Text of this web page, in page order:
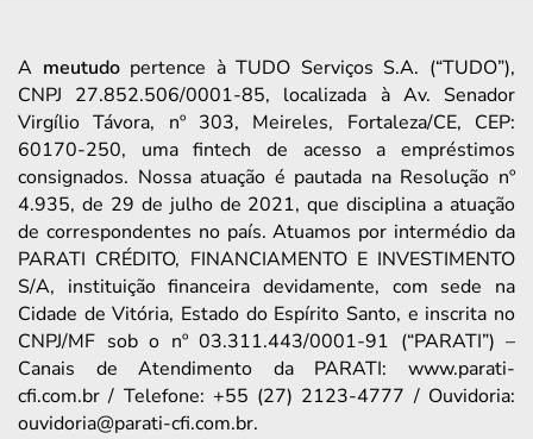
A meutudopertence à TUDO Serviços S.A. (“TUDO”),
CNPJ 27.852.506/0001-85, localizada à Av. Senador
Virgílio Távora, nº 303, Meireles, Fortaleza/CE, CEP:
60170-250, uma fintech de acesso a empréstimos
consignados. Nossa atuação é pautada na Resolução nº
4.935, de 29 de julho de 2021, que disciplina a atuação
de correspondentes no país. Atuamos por intermédio da
PARATI CRÉDITO, FINANCIAMENTO E INVESTIMENTO
S/A, instituição financeira devidamente, com sede na
Cidade de Vitória, Estado do Espírito Santo, e inscrita no
CNPJ/MF sob o nº 03.311.443/0001-91 (“PARATI”) –
Canais de Atendimento da PARATI: www.parati-
cfi.com.br / Telefone: +55 (27) 2123-4777 / Ouvidoria:
ouvidoria@parati-cfi.com.br.